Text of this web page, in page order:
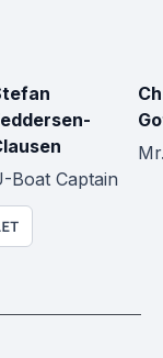
Boat Captain